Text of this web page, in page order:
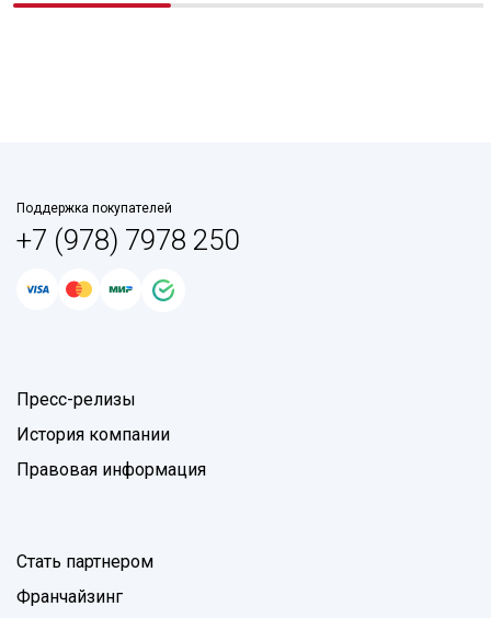
Поддержка покупателей
+7 (978) 7978 250
Пресс-релизы
История компании
Правовая информация
Стать партнером
Франчайзинг